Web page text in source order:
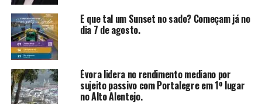
E que tal um Sunset no sado? Começam já no
dia 7 de agosto.
Évora lidera no rendimento mediano por
sujeito passivo com Portalegre em 1º lugar
no Alto Alentejo.